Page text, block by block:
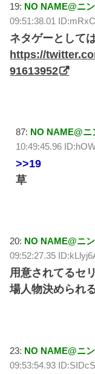
19: NO NAME@ニ
09:51:38.01
ネタゲーとして
https://
91613952
87: NO NAME@ニ
10:49:45.96
>>19
草
20: NO NAME@ニ
09:52:27.35
用意されてるセ
場人物決められ
23: NO NAME@ニ
09:53:54.93